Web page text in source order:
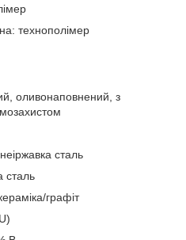
технополімер
оливонаповнений, з
сталь
сталь
графіт